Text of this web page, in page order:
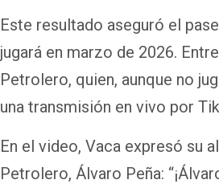
Este resultado aseguró el
jugará en marzo de 2026.
Petrolero, quien, aunque no
una transmisión en vivo por
En el video, Vaca expresó su
Petrolero, Álvaro Peña: